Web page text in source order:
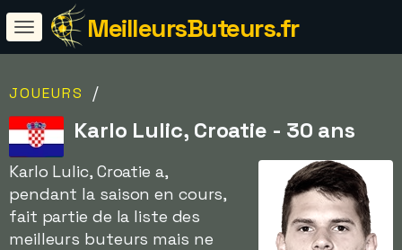
MeilleursButeurs.fr
JOUEURS /
Karlo Lulic, Croatie - 30 ans
Karlo Lulic, Croatie a,
pendant la saison en cours,
fait partie de la liste des
meilleurs buteurs mais ne